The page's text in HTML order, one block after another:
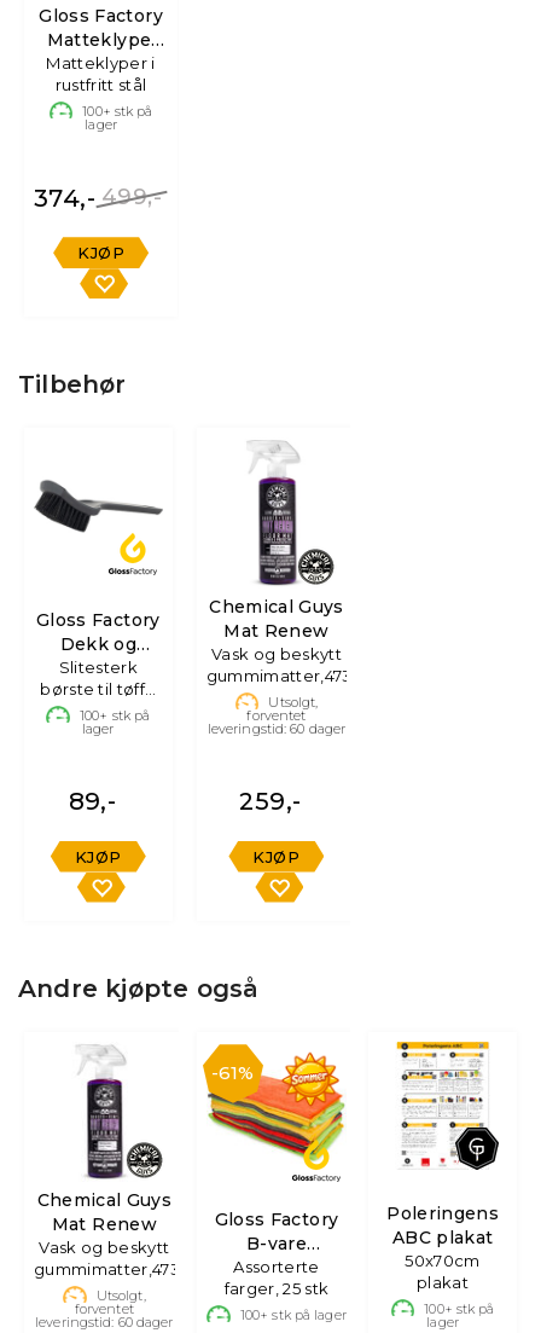
Gloss Factory
Matteklype,
2pk.
Matteklyper i
rustfritt stål
100+ stk på
lager
499,-
374,-
KJØP
Tilbehør
Gloss Factory
Dekk og
Gummibørste
Slitesterk
børste til tøffe
overflater
100+ stk på
lager
89,-
KJØP
Chemical Guys
Mat Renew
Vask og beskytt
gummimatter,473ml
Utsolgt,
forventet
leveringstid:60 dager
259,-
KJØP
Andre kjøpte også
Chemical Guys
Mat Renew
Vask og beskytt
gummimatter,473ml
Utsolgt,
forventet
leveringstid: 60dager
61%
Gloss Factory
B-vare
Mikrofiberkluter
Assorterte
farger, 25 stk
100+ stk på lager
Poleringens
ABC plakat
50x70cm
plakat
100+ stk på
lager